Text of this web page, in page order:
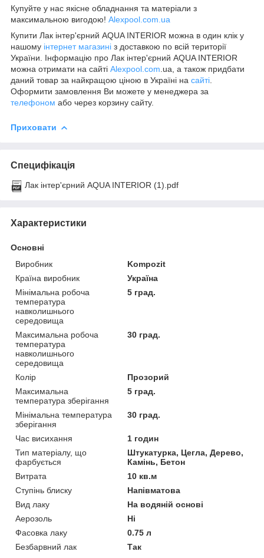
Купуйте у нас якісне обладнання та матеріали з
максимальною вигодою! Alexpool.com.ua
Купити Лак інтер'єрний AQUA INTERIOR можна в один клік у
нашому інтернет магазині з доставкою по всій території
України. Інформацію про Лак інтер'єрний AQUA INTERIOR
можна отримати на сайті Alexpool.com .ua, а також придбати
даний товар за найкращою ціною в Україні на сайті
Оформити замовлення Ви можете у менеджера за
телефоном або через корзину сайту.
Приховати
Специфікація
Лак інтер'єрний AQUA INTERIOR (1).pdf
Характеристики
Основні
Виробник
Kompozit
Країна виробник
Україна
Мінімальна робоча
температура
навколишнього
середовища
5 град.
Максимальна робоча
температура
навколишнього
середовища
30 град.
Колір
Прозорий
Максимальна
температура зберігання
5 град.
Мінімальна температура
зберігання
30 град.
Час висихання
1 годин
Тип матеріалу, що
фарбується
Штукатурка, Цегла, Дерево,
Камінь, Бетон
Витрата
10 кв.м
Ступінь блиску
Напівматова
Вид лаку
На водяній основі
Аерозоль
Ні
Фасовка лаку
0.75 л
Безбарвний лак
Так